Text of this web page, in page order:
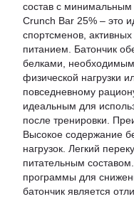
состав с минимальным
Crunch Bar 25% – это
спортсменов,
питанием. Батончик
белками,
физической нагрузки
повседневному
идеальным для
после тренировки.
Высокое содержание
нагрузок. Легкий
питательным
программы для
батончик является